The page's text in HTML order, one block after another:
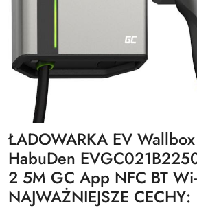
ŁADOWARKA EV
HabuDen
2 5M GC App NFC BT
NAJWAŻNIEJSZE CECHY: